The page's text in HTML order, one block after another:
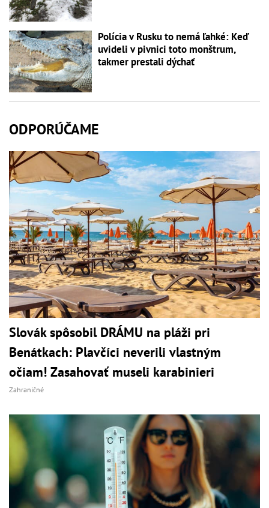
Polícia v Rusku to nemá ľahké: Keď
uvideli v pivnici toto monštrum,
takmer prestali dýchať
ODPORÚČAME
Slovák spôsobil DRÁMU na pláži pri
Benátkach: Plavčíci neverili vlastným
očiam! Zasahovať museli karabinieri
Zahraničné